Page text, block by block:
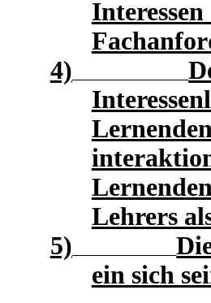
4)
Lehrers
5)
ein sich